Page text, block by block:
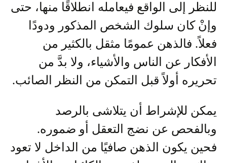
للنظر إلى الواقع فيعامله انطلاقًا منها، حتى
وإنْ كان سلوك الشخص المذكور ودودًا
فعلاً. فالذهن عمومًا مثقل بالكثير من
الأفكار عن الناس والأشياء، ولا بدَّ من
تحريره أولاً قبل التمكن من النظر الصائب.
يمكن للإشراط أن يتلاشى بالرصد
وبالفحص عن نضج التعقل أو ضموره.
فحين يكون الذهن صافيًا من الداخل لا تعود